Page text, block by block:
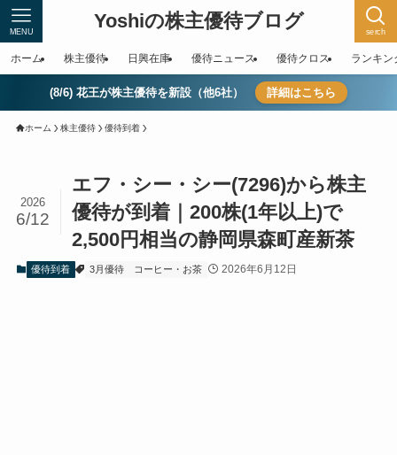
Yoshiの株主優待ブログ serch
MENU
ホーム 株主優待 日興在庫 優待ニュース 優待クロス ランキン
(8/6) 花王が株主優待を新設（他6社） 詳細はこちら
ホーム 株主優待 優待到着
エフ・シー・シー(7296)から株主
優待が到着｜200株(1年以上)で
2,500円相当の静岡県森町産新茶
2026
6/12
優待到着 3月優待 コーヒー・お茶 2026年6月12日